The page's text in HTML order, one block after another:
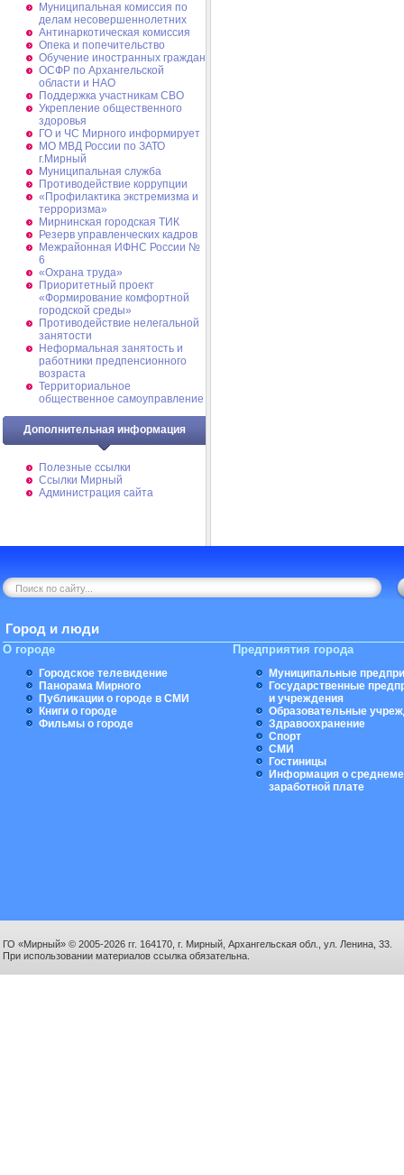
Муниципальная комиссия по
делам несовершеннолетних
Антинаркотическая комиссия
Опека и попечительство
Обучение иностранных граждан
ОСФР по Архангельской
области и НАО
Поддержка участникам СВО
Укрепление общественного
здоровья
ГО и ЧС Мирного информирует
МО МВД России по ЗАТО
г.Мирный
Муниципальная cлужба
Противодействие коррупции
«Профилактика экстремизма и
терроризма»
Мирнинская городская ТИК
Резерв управленческих кадров
Межрайонная ИФНС России №
6
«Охрана труда»
Приоритетный проект
«Формирование комфортной
городской среды»
Противодействие нелегальной
занятости
Неформальная занятость и
работники предпенсионного
возраста
Территориальное
общественное самоуправление
Дополнительная информация
Полезные ссылки
Ссылки Мирный
Администрация сайта
Город и люди
О городе
Городское телевидение
Панорама Мирного
Публикации о городе в СМИ
Книги о городе
Фильмы о городе
Предприятия города
Муниципальные
Государственные
и учреждения
Образовательные
Здравоохранение
Спорт
СМИ
Гостиницы
Информация о
заработной плате
ГО «Мирный» © 2005-2026 гг. 164170, г. Мирный, Архангельская обл., ул. Ленина, 33.
При использовании материалов ссылка обязательна.